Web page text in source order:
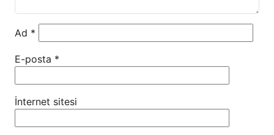
Ad *
E-posta *
İnternet sitesi